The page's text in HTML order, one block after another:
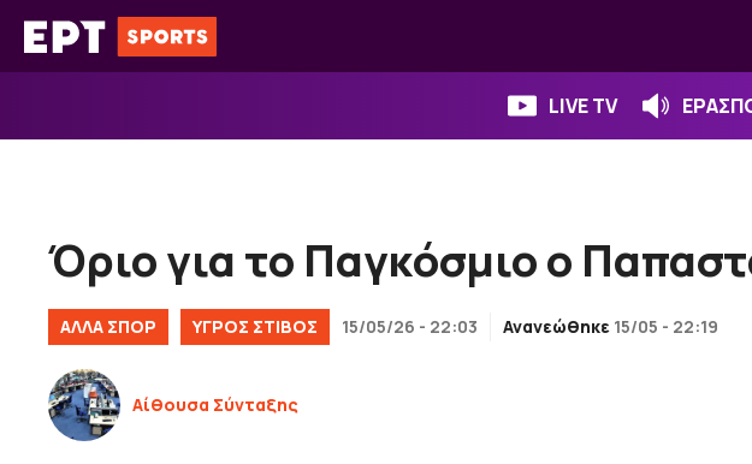
Μετάβαση
σε
LIVE TV
Όριο για το Παγκόσμιο ο
ΑΛΛΑ ΣΠΟΡ ΥΓΡΌΣ ΣΤΊΒΟΣ 15/05/26 - 22:03 Ανανεώθηκε 15/05 - 22:19
Αίθουσα Σύνταξης